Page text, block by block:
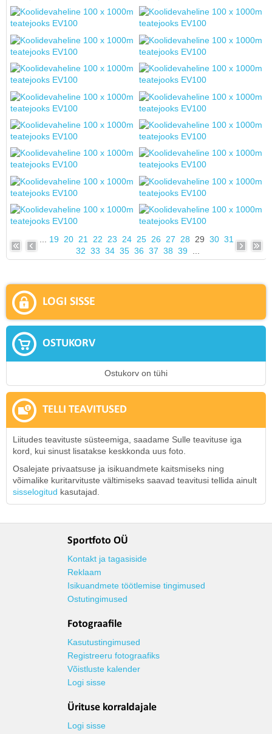
19 20 21 22 23 24 25 26 27 28 29 30 31
32 33 34 35 36 37 38 39
LOGI SISSE
OSTUKORV
Ostukorv on tühi
TELLI TEAVITUSED
Liitudes teavituste süsteemiga, saadame Sulle teavituse iga
kord, kui sinust lisatakse keskkonda uus foto.
Osalejate privaatsuse ja isikuandmete kaitsmiseks ning
võimalike kuritarvituste vältimiseks saavad teavitusi tellida ainult
sisselogitud kasutajad.
Sportfoto OÜ
Kontakt ja tagasiside
Reklaam
Isikuandmete töötlemise tingimused
Ostutingimused
Fotograafile
Kasutustingimused
Registreeru fotograafiks
Võistluste kalender
Logi sisse
Ürituse korraldajale
Logi sisse